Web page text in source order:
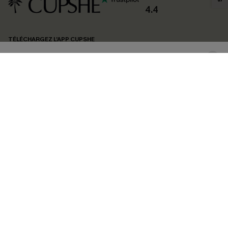
4.4
TÉLÉCHARGEZ L’APP CUPSHE
confidentialité
. Vous pouvez vous désabonner à tout moment.